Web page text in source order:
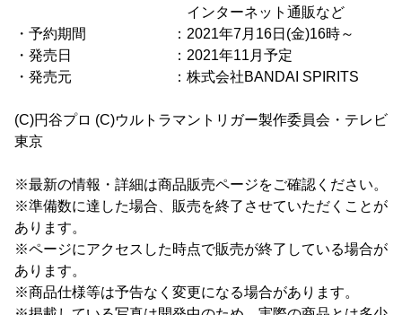
インターネット通販など
・予約期間 ：2021年7月16日(金)16時～
・発売日 ：2021年11月予定
・発売元 ：株式会社BANDAI SPIRITS
(C)円谷プロ (C)ウルトラマントリガー製作委員会・テレビ
東京
※最新の情報・詳細は商品販売ページをご確認ください。
※準備数に達した場合、販売を終了させていただくことが
あります。
※ページにアクセスした時点で販売が終了している場合が
あります。
※商品仕様等は予告なく変更になる場合があります。